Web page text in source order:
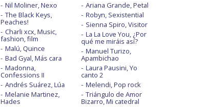
Nil Moliner, Nexo
The Black Keys,
Peaches!
Charli xcx, Music,
fashion, film
Malú, Quince
Bad Gyal, Más cara
Madonna,
Confessions II
Andrés Suárez, Lúa
Melanie Martinez,
Hades
Ariana Grande, Petal
Robyn, Sexistential
Sienna Spiro, Visitor
La La Love You, ¿Por
qué me miráis así?
Manuel Turizo,
Apambichao
Laura Pausini, Yo
canto 2
Melendi, Pop rock
Triángulo de Amor
Bizarro, Mi catedral